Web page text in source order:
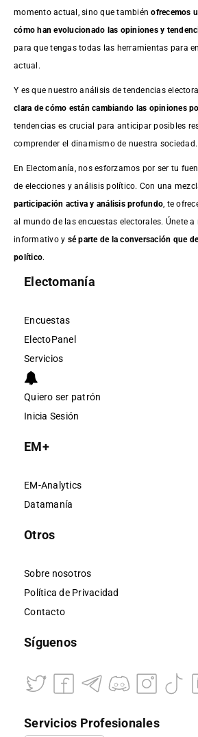
momento actual, sino que tambiénofrecemos
cómo han evolucionado las opiniones y
para que tengas todas las herramientas para
actual.
Y es que nuestro análisis de tendencias
clara de cómo están cambiando las opiniones
tendencias es crucial para anticipar posibles
comprender el dinamismo de nuestra sociedad.
En Electomanía, nos esforzamos por ser tu
de elecciones y análisis político. Con una
participación activa y análisis profundo , te
al mundo de las encuestas electorales. Únete
informativo y sé parte de la conversación que
político.
Electomanía
Encuestas
ElectoPanel
Servicios
Quiero ser patrón
Inicia Sesión
EM+
EM-Analytics
Datamanía
Otros
Sobre nosotros
Política de Privacidad
Contacto
Síguenos
Servicios Profesionales